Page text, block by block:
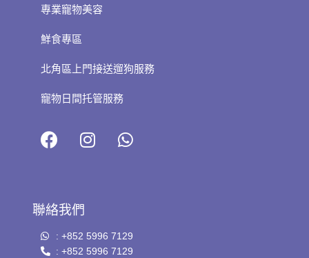
專業寵物美容
鮮食專區
北角區上門接送遛狗服務
寵物日間托管服務
聯絡我們
: +852 5996 7129
: +852 5996 7129